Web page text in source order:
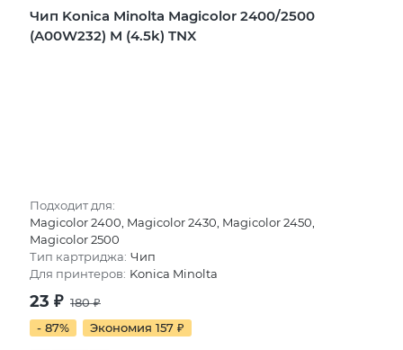
Чип Konica Minolta Magicolor 2400/2500
(A00W232) M (4.5k) TNX
Подходит для:
Magicolor 2400, Magicolor 2430, Magicolor 2450,
Magicolor 2500
Тип картриджа: Чип
Для принтеров: Konica Minolta
23 ₽ 180₽
- 87%
Экономия 157 ₽